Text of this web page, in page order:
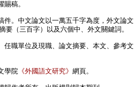
稿。
。中文論文以一萬五千字為度，外文論文
（三百字）以及六個中、外文關鍵詞。
職單位及現職、論文摘要、本文、參考文
學院 《外國語文研究》 網頁。